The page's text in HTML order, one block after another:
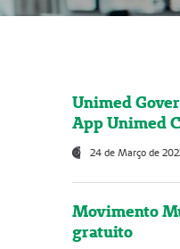
Unimed
App Unimed
24 de Março de
Movimento
gratuito